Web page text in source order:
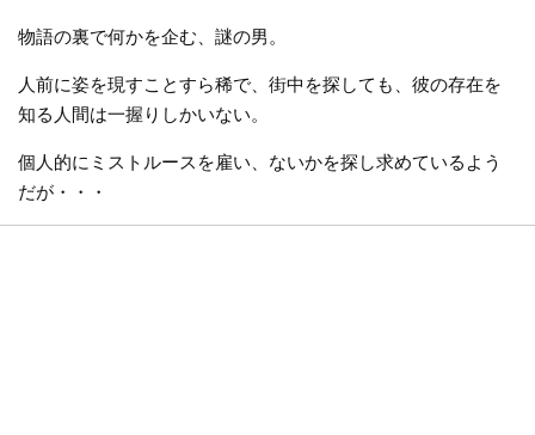
物語の裏で何かを企む、謎の男。
人前に姿を現すことすら稀で、街中を探しても、彼の存在を
知る人間は一握りしかいない。
個人的にミストルースを雇い、ないかを探し求めているよう
だが・・・